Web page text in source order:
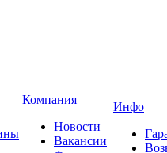
Компания
Новости
Вакансии
Инфо